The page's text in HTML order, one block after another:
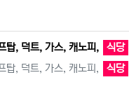
탑, 덕트, 가스, 캐노피, 식당
탑, 덕트, 가스, 캐노피,
식당